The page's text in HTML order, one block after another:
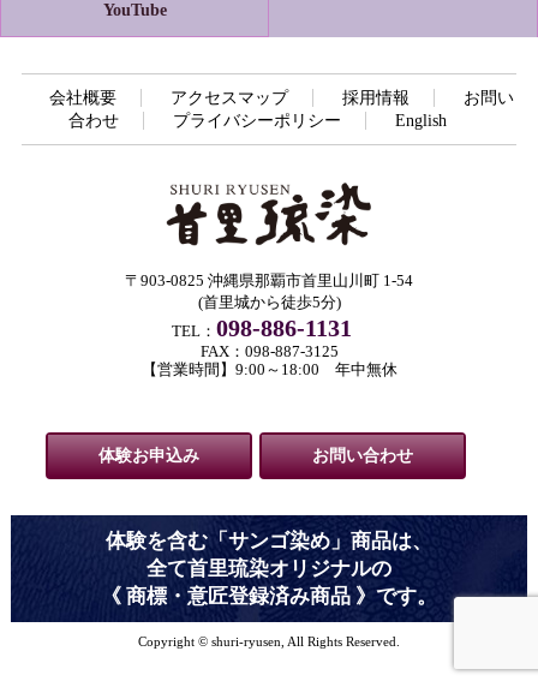
YouTube
会社概要 アクセスマップ 採用情報
お問い
合わせ
プライバシーポリシー English
〒903-0825 沖縄県那覇市首里山川町 1-54
(首里城から徒歩5分)
TEL： 098-886-1131
FAX：098-887-3125
【営業時間】9:00～18:00 年中無休
体験お申込み お問い合わせ
体験を含む「サンゴ染め」商品は、
全て首里琉染オリジナルの
《 商標・意匠登録済み商品 》です。
Copyright © shuri-ryusen, All Rights Reserved.